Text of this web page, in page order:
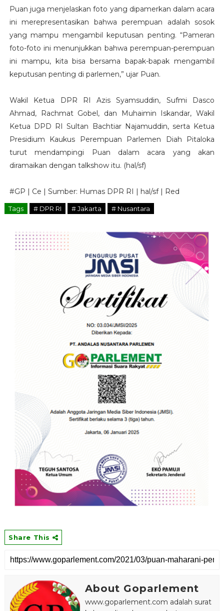
Puan juga menjelaskan foto yang dipamerkan dalam acara
ini merepresentasikan bahwa perempuan adalah sosok
yang mampu mengambil keputusan penting. “Pameran
foto-foto ini menunjukkan bahwa perempuan-perempuan
ini mampu, kita bisa bersama bapak-bapak mengambil
keputusan penting di parlemen,” ujar Puan.
Wakil Ketua DPR RI Azis Syamsuddin, Sufmi Dasco
Ahmad, Rachmat Gobel, dan Muhaimin Iskandar, Wakil
Ketua DPD RI Sultan Bachtiar Najamuddin, serta Ketua
Presidium Kaukus Perempuan Parlemen Diah Pitaloka
turut mendampingi Puan dalam acara yang akan
diramaikan dengan talkshow itu. (hal/sf)
#GP | Ce | Sumber: Humas DPR RI | hal/sf | Red
Tags # DPR RI # Jakarta # Nusantara
Share This
About Goparlement
www.goparlement.com adalah surat